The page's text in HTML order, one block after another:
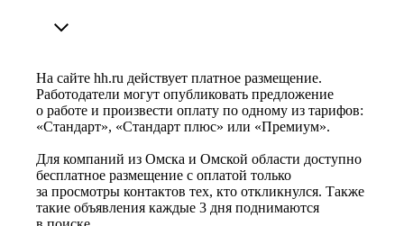
На сайте hh.ru действует платное размещение.
Работодатели могут опубликовать предложение
о работе и произвести оплату по одному из тарифов:
«Стандарт», «Стандарт плюс» или «Премиум».
Для компаний из Омска и Омской области доступно
бесплатное размещение с оплатой только
за просмотры контактов тех, кто откликнулся. Также
такие объявления каждые 3 дня поднимаются